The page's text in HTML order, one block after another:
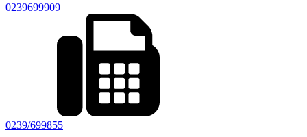
0239699909
0239/699855